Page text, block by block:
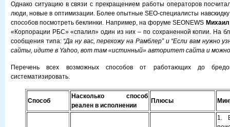
Однако ситуацию в связи с прекращением работы операторов
люди, новые в оптимизации. Более опытные SEO-специалисты
способов посмотреть беклинки. Например, на форуме SEONEWS
«Корпорации РБС» «спалил» один из них – по сохраненной копии. На
сообщения типа: “Да ну вас, перехожу на Рамблер” и “Если вам нужно
сайты, идите в Yahoo, вот там «истинный» авторитет сайта и
Перечень всех возможных способов от работающих до
систематизировать.
Способ
Насколько способ
реален в исполнении
Плюсы
1.